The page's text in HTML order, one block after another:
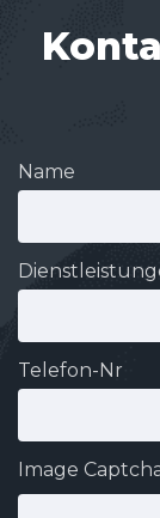
Name
Telefon-Nr
Image